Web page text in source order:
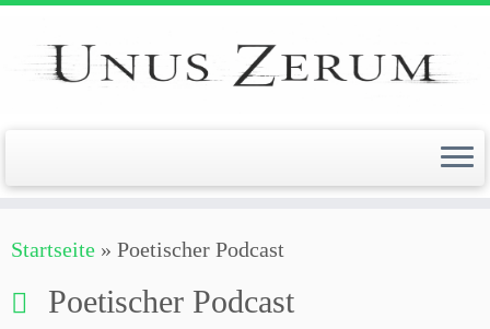
Zum
springen
Startseite » Poetischer Podcast
Poetischer Podcast